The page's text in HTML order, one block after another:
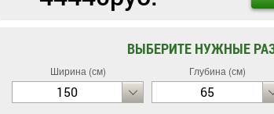
ВЫБЕРИТЕ НУЖНЫЕ
Ширина (см)
150
Глубина (см)
65